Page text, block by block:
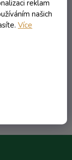
reklam
našich
Více